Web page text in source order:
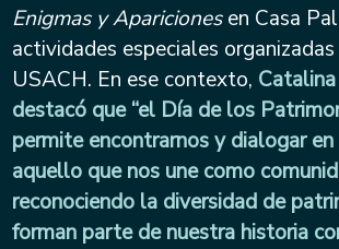
Enigmas y Aparicionesen Casa
actividades especiales
USACH. En ese contexto,
destacó que “el Día de los
permite encontrarnos y dialogar
aquello que nos une como
reconociendo la diversidad de
forman parte de nuestra historia